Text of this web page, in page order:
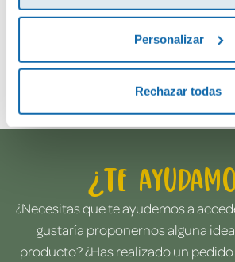
Personalizar
Rechazar todas
Envía tu opinión
¿Te
¿Necesitas que te ayudemos a
gustaría proponernos alguna
producto? ¿Has realizado un pedido